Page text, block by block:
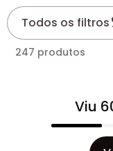
Todos os filtros
247 produtos
Viu